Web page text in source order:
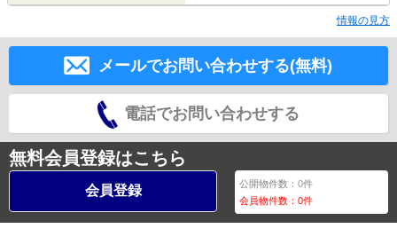
情報の見方
メールでお問い合わせする(無料)
電話でお問い合わせする
無料会員登録はこちら
会員登録 公開物件数：0件
会員物件数：0件